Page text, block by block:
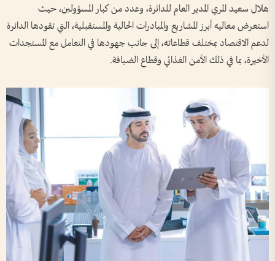
هلال سعيد المري المدير العام للدائرة، وعدد من كبار المسؤولين، حيث
استعرض معاليه أبرز المشاريع والمبادرات الحالية والمستقبلية، التي تقودها الدائرة
لدعم الاقتصاد بمختلف قطاعاته، إلى جانب جهودها في التعامل مع المستجدات
الأخيرة، بما في ذلك الأمن الغذائي وقطاع الضيافة.